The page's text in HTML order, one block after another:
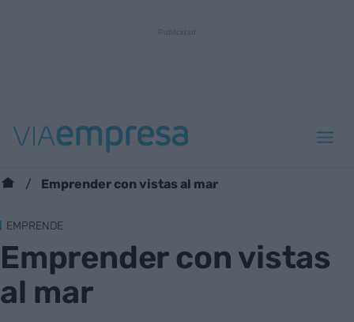
Emprender con vistas al mar
EMPRENDE
Emprender con vistas
al mar